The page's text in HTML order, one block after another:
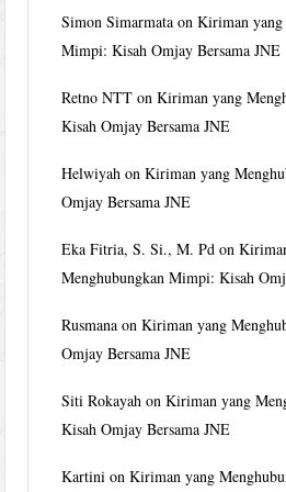
Simon Simarmata onKiriman yang
Mimpi: Kisah Omjay Bersama JNE
Retno NTT onKiriman yang
Kisah Omjay Bersama JNE
Helwiyah onKiriman yang
Omjay Bersama JNE
Eka Fitria, S. Si., M. Pd on
Menghubungkan Mimpi: Kisah
Rusmana onKiriman yang
Omjay Bersama JNE
Siti Rokayah onKiriman yang
Kisah Omjay Bersama JNE
Kartini onKiriman yang